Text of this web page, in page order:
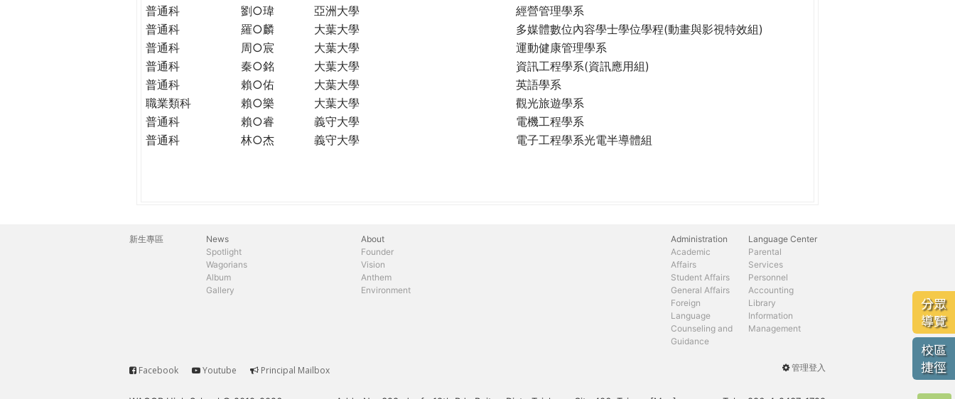
普通科
劉○瑋 亞洲大學
經營管理學系
普通科
羅○麟 大葉大學
多媒體數位內容學士學位學程(動畫與影視特效組)
普通科
周○宸 大葉大學
運動健康管理學系
普通科
秦○銘 大葉大學
資訊工程學系(資訊應用組)
普通科
賴○佑 大葉大學
英語學系
職業類科
賴○樂 大葉大學
觀光旅遊學系
普通科
賴○睿 義守大學
電機工程學系
普通科
林○杰 義守大學 電子工程學系光電半導體組
分眾
導覽
校區
捷徑
主
新生專區
News
Spotlight
Wagorians
Album
Gallery
About
Founder
Vision
Anthem
Environment
Administration
Academic
Affairs
Student Affairs
General Affairs
Foreign
Language
Counseling and
Guidance
Parental
Services
Personnel
Accounting
Library
Information
Management
Language Center
User
管理登入
Service
Facebook Youtube Principal Mailbox